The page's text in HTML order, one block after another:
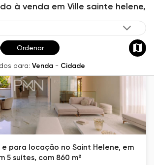
à venda em Ville sainte helene,
Ordenar
para: Venda - Cidade
e para locação no Saint Helene, em
5 suítes, com 860 m²